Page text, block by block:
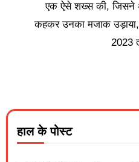
एक ऐसे शख्स की, जिसने
कहकर उनका मजाक
2023
हाल के पोस्ट